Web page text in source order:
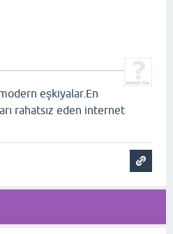
eşkiyalar.En
rahatsız eden internet